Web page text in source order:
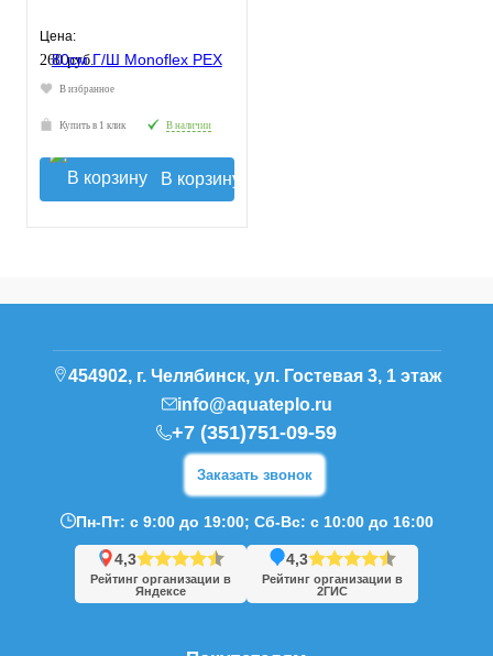
Цена:
260 руб.
В избранное
Купить в 1 клик В наличии
В корзину
454902, г. Челябинск, ул. Гостевая 3, 1 этаж
info@aquateplo.ru
+7 (351)751-09-59
Заказать звонок
Пн-Пт: с 9:00 до 19:00; Сб-Вс: с 10:00 до 16:00
4,3
Рейтинг организации в
Яндексе
4,3
Рейтинг организации в
2ГИС